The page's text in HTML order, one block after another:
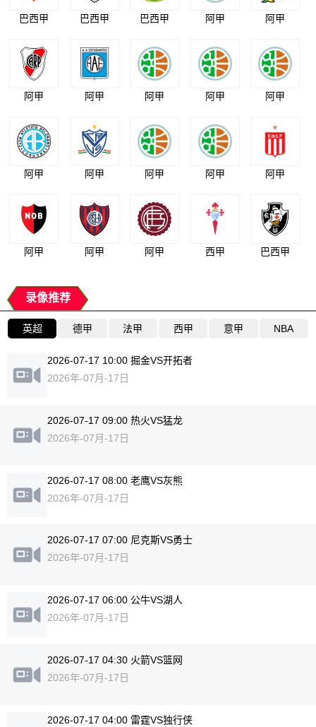
巴西甲 巴西甲 巴西甲 阿甲 阿甲
阿甲 阿甲 阿甲 阿甲 阿甲
阿甲 阿甲 阿甲 阿甲 阿甲
阿甲 阿甲 阿甲 西甲 巴西甲
录像推荐
英超 德甲 法甲 西甲 意甲 NBA
2026-07-17 10:00 掘金VS开拓者
2026年-07月-17日
2026-07-17 09:00 热火VS猛龙
2026年-07月-17日
2026-07-17 08:00 老鹰VS灰熊
2026年-07月-17日
2026-07-17 07:00 尼克斯VS勇士
2026年-07月-17日
2026-07-17 06:00 公牛VS湖人
2026年-07月-17日
2026-07-17 04:30 火箭VS篮网
2026年-07月-17日
2026-07-17 04:00 雷霆VS独行侠